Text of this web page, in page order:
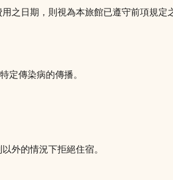
之日期，則視為本旅館已遵守前項規定
定傳染病的傳播。
外的情況下拒絕住宿。